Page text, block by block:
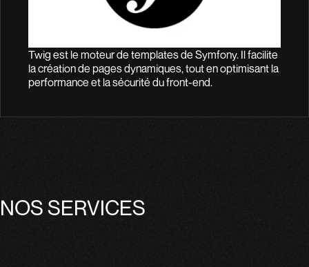
Twig est le moteur de templates de Symfony. Il facilite
la création de pages dynamiques, tout en optimisant la
performance et la sécurité du front-end.
NOS SERVICES